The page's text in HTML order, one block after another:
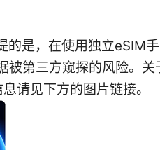
的是，在使用独立eSIM
被第三方窥探的风险。关
请见下方的图片链接。